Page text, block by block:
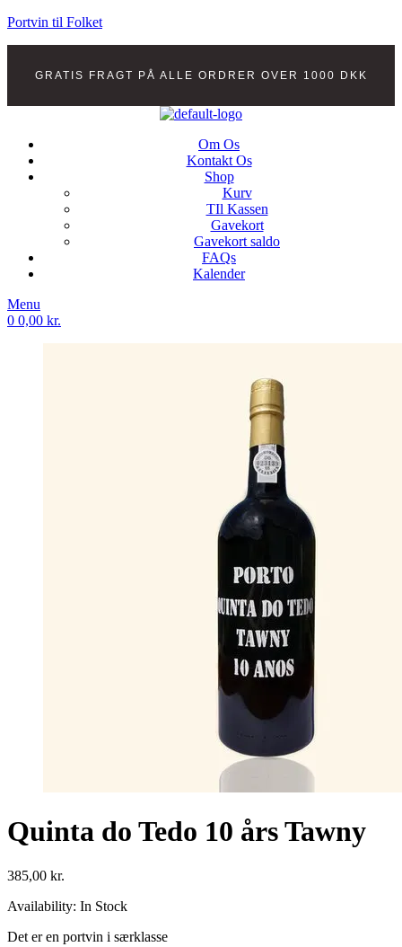
Portvin til Folket
GRATIS FRAGT PÅ ALLE ORDRER OVER 1000 DKK
Om Os
Kontakt Os
Shop
Kurv
TIl Kassen
Gavekort
Gavekort saldo
FAQs
Kalender
Menu
0 0,00 kr.
Quinta do Tedo 10 års Tawny
385,00 kr.
Availability: In Stock
Det er en portvin i særklasse